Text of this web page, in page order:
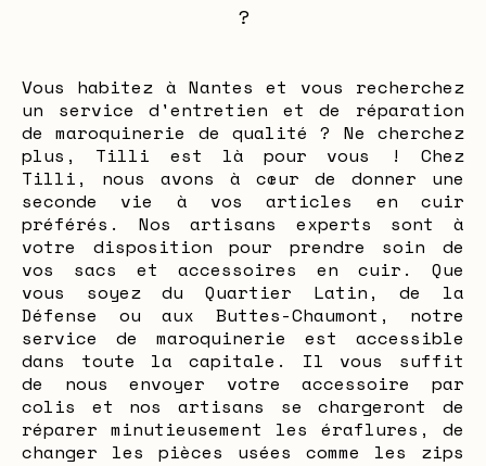
?
Vous habitez à Nantes et vous recherchez
un service d'entretien et de réparation
de maroquinerie de qualité ? Ne cherchez
plus, Tilli est là pour vous ! Chez
Tilli, nous avons à cœur de donner une
seconde vie à vos articles en cuir
préférés. Nos artisans experts sont à
votre disposition pour prendre soin de
vos sacs et accessoires en cuir. Que
vous soyez du Quartier Latin, de la
Défense ou aux Buttes-Chaumont, notre
service de maroquinerie est accessible
dans toute la capitale. Il vous suffit
de nous envoyer votre accessoire par
colis et nos artisans se chargeront de
réparer minutieusement les éraflures, de
changer les pièces usées comme les zips